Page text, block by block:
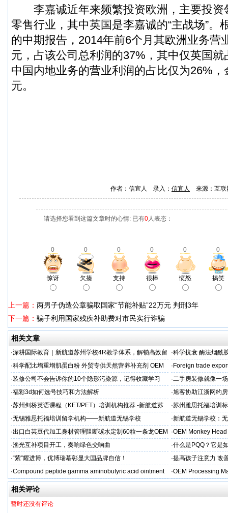
李嘉诚近年来频繁投资欧洲，主要投资
零售行业，其中英国是李嘉诚的“主战场”。
的中期报告，2014年前6个月其欧洲业务营
元，占该公司总利润的37%，其中仅英国
中国内地业务的营业利润的占比仅为26%，
元。
作者：信宜人 录入： 信宜人 来源：互
请选择您看到这篇文章时的心情: 已有0人表态：
0 0 0 0 0 0
惊讶 欠揍 支持 很棒 愤怒 搞笑
上一篇： 两男子伪造公章骗取国家“节能补贴”22万元 判刑3年
下一篇： 骗子利用国家残疾补助费对市民实行诈骗
相关文章
·深耕国际教育｜新航道苏州学校4R教学体系，解锁高效留
学备考之路
·科学抗衰 酶法烟酰
M/ODM定制
·科学配比增重增肌蛋白粉 外贸专供天然营养补充剂 OEM
源头定制
· Foreign trade
·装修公司不会告诉你的10个隐形污染源，记得收藏学习 ·二手房装修就像一
糟心！看完这篇再开
·福彩3d如何选号技巧和方法解析 ·旭客协助江浙网约
标杆
·苏州剑桥英语课程（KET/PET）培训机构推荐 -新航道苏
州学校
·苏州雅思托福培训
率领先
·无锡雅思托福培训留学机构——新航道无锡学校 ·新航道无锡学校：
·出口白芸豆代加工身材管理阻断碳水定制60粒一条龙OEM
贴牌
·OEM Monkey
aps
·渔光互补项目开工，奏响绿色交响曲 ·什么是PQQ？它是
·“紫”耀进博，优博瑞慕彰显大国品牌自信！ ·提高孩子注意力 改
·Compound peptide gamma aminobutyric acid ointment ·OEM Processing
相关评论
暂时还没有评论